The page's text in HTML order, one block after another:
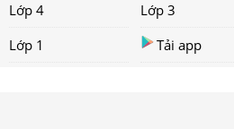
Lớp 4
Lớp 3
Lớp 1
Tải app